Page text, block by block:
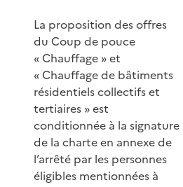
La proposition des offres
du Coup de pouce
« Chauffage » et
« Chauffage de bâtiments
résidentiels collectifs et
tertiaires » est
conditionnée à la signature
de la charte en annexe de
l’arrêté par les personnes
éligibles mentionnées à